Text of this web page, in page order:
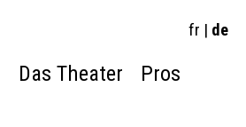
fr | de
Das Theater Pros